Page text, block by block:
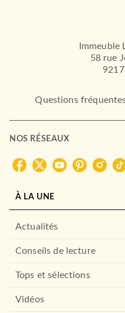
Immeuble
58 rue
Questions
NOS RÉSEAUX
À LA UNE
Actualités
Conseils de lecture
Tops et sélections
Vidéos